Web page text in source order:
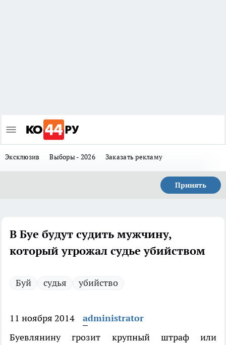
Эксклюзив Выборы - 2026 Заказать рекламу
Принять
В Буе будут судить мужчину,
который угрожал судье убийством
Буй судья убийство
11 ноября 2014
administrator
Буевлянину грозит крупный штраф или